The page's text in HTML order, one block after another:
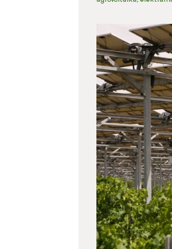
Zobrazit
větší
obrázek